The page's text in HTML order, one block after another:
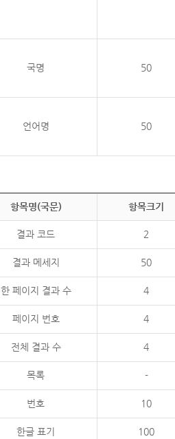
국명 50
언어명 50
항목명(국문) 항목크기
결과 코드 2
결과 메세지 50
한 페이지 결과 수 4
페이지 번호 4
전체 결과 수 4
목록 -
번호 10
한글 표기 100